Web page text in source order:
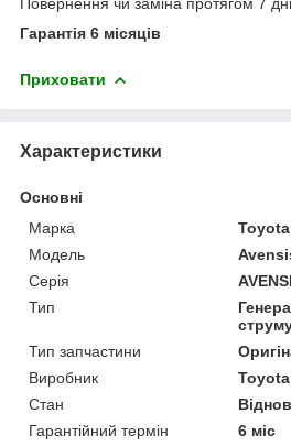
Гарантія 6 місяців
Приховати
Характеристики
Основні
Марка
Toyota
Модель
Серія
Тип
Тип запчастини
Виробник
Toyota
Стан
Гарантійний термін
6 міс